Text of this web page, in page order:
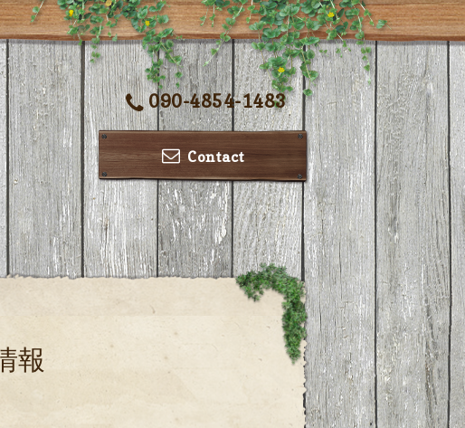
090-4854-1483
Contact
報